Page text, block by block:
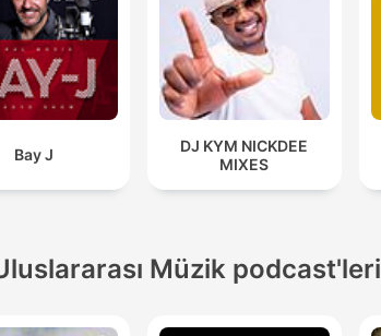
Bay J
DJ KYM NICKDEE
MIXES
Müzik podcast'leri